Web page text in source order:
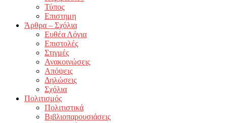
Τύπος
Επιστημη
Άρθρα – Σχόλια
Ευθέα Λόγια
Επιστολές
Στιγμές
Ανακοινώσεις
Απόψεις
Δηλώσεις
Σχόλια
Πολιτισμός
Πολιτιστικά
Βιβλιοπαρουσιάσεις